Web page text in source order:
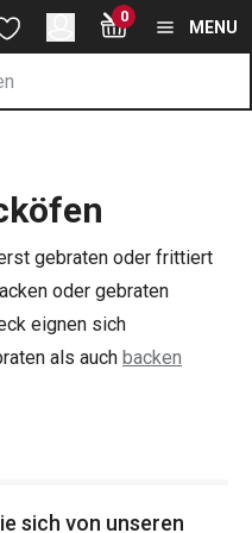
Backöfen Seite
springen
springen 0
MENU
gebraten oder frittiert
oder gebraten
eignen sich
als auch backen
einfach und
sich von unseren